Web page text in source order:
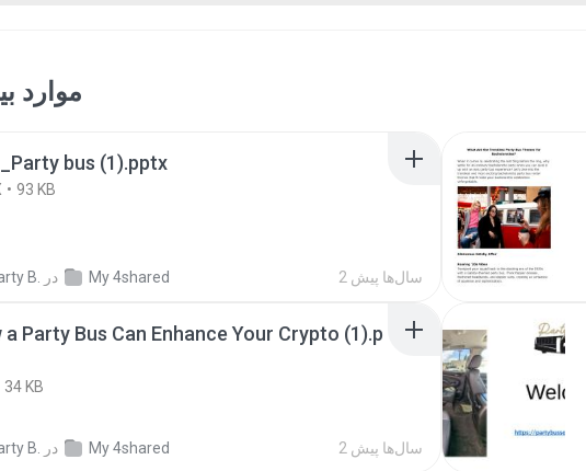
موارد
bus (1).pptx
93 KB
B. در My 4shared 2 سال‌ها پیش
a Party Bus Can Enhance Your Crypto (1).p
34 KB
B. در My 4shared 2 سال‌ها پیش